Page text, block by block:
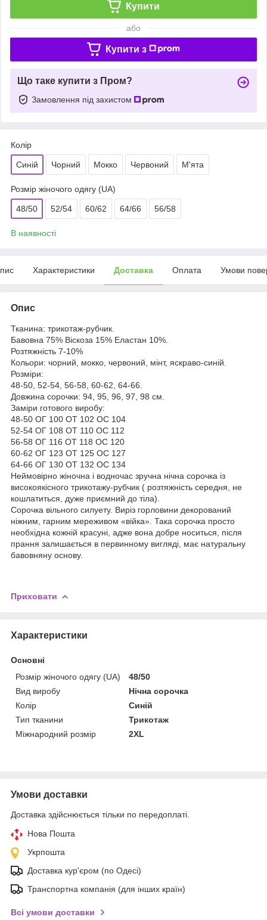
Купити
або
Купити з
Що таке купити з Пром?
Замовлення під захистом
Колір
Синій Чорний Мокко Червоний М'ята
Розмір жіночого одягу (UA)
48/50 52/54 60/62 64/66 56/58
В наявності
Характеристики Доставка Оплата Умови
Опис
Тканина: трикотаж-рубчик.
Бавовна 75% Віскоза 15% Еластан 10%.
Розтяжність 7-10%
Кольори: чорний, мокко, червоний, мінт, яскраво-синій.
Розміри:
48-50, 52-54, 56-58, 60-62, 64-66.
Довжина сорочки: 94, 95, 96, 97, 98 см.
Заміри готового виробу:
48-50 ОГ 100 ОТ 102 ОС 104
52-54 ОГ 108 ОТ 110 ОС 112
56-58 ОГ 116 ОТ 118 ОС 120
60-62 ОГ 123 ОТ 125 ОС 127
64-66 ОГ 130 ОТ 132 ОС 134
Неймовірно жіночна і водночас зручна нічна сорочка із
високоякісного трикотажу-рубчик ( розтяжність середня, не
кошлатиться, дуже приємний до тіла).
Сорочка вільного силуету. Виріз горловини декорований
ніжним, гарним мереживом «війка». Така сорочка просто
необхідна кожній красуні, адже вона добре носиться, після
прання залишається в первинному вигляді, має натуральну
бавовняну основу.
Приховати
Характеристики
Основні
Розмір жіночого одягу (UA)
48/50
Вид виробу
Нічна сорочка
Колір
Синій
Тип тканини
Трикотаж
Міжнародний розмір
2XL
Умови доставки
Доставка здійснюється тільки по передоплаті.
Нова Пошта
Укрпошта
Доставка кур'єром (по Одесі)
Транспортна компанія (для інших країн)
Всі умови доставки